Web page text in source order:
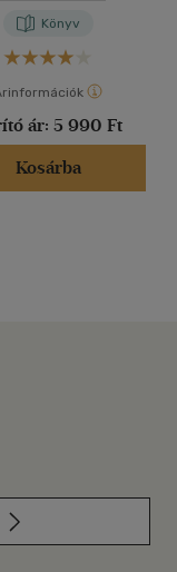
Könyv
ár: 5 990 Ft
Kosárba